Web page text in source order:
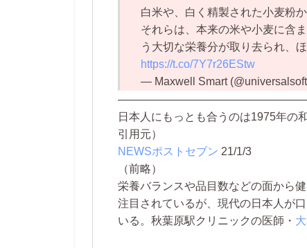
白米や、白く精製された小麦粉
それらは、本来の米や小麦に含
う大切な栄養分が取り去られ、
https://t.co/7Y7r26EStw
— Maxwell Smart
日本人にもっとも合うのは1975年
引用元）
NEWSポストセブン 21/1/3
（前略）
栄養バランスや品目数などの面から
注目されているが、現代の日本人が
いる。秋葉原駅クリニックの医師・